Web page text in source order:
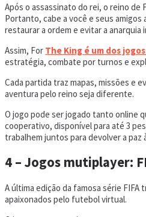
Após o assassinato do rei, o reino de
Portanto, cabe a você e seus amigos
restaurar a ordem e evitar a anarquia
Assim, For The King é um dos
estratégia, combate por turnos e
Cada partida traz mapas, missões e
aventura pelo reino seja diferente.
O jogo pode ser jogado tanto online
cooperativo, disponível para até 3
trabalhem juntos para devolver a paz
4 – Jogos mutiplayer:
A última edição da famosa série FIFA
apaixonados pelo futebol virtual.